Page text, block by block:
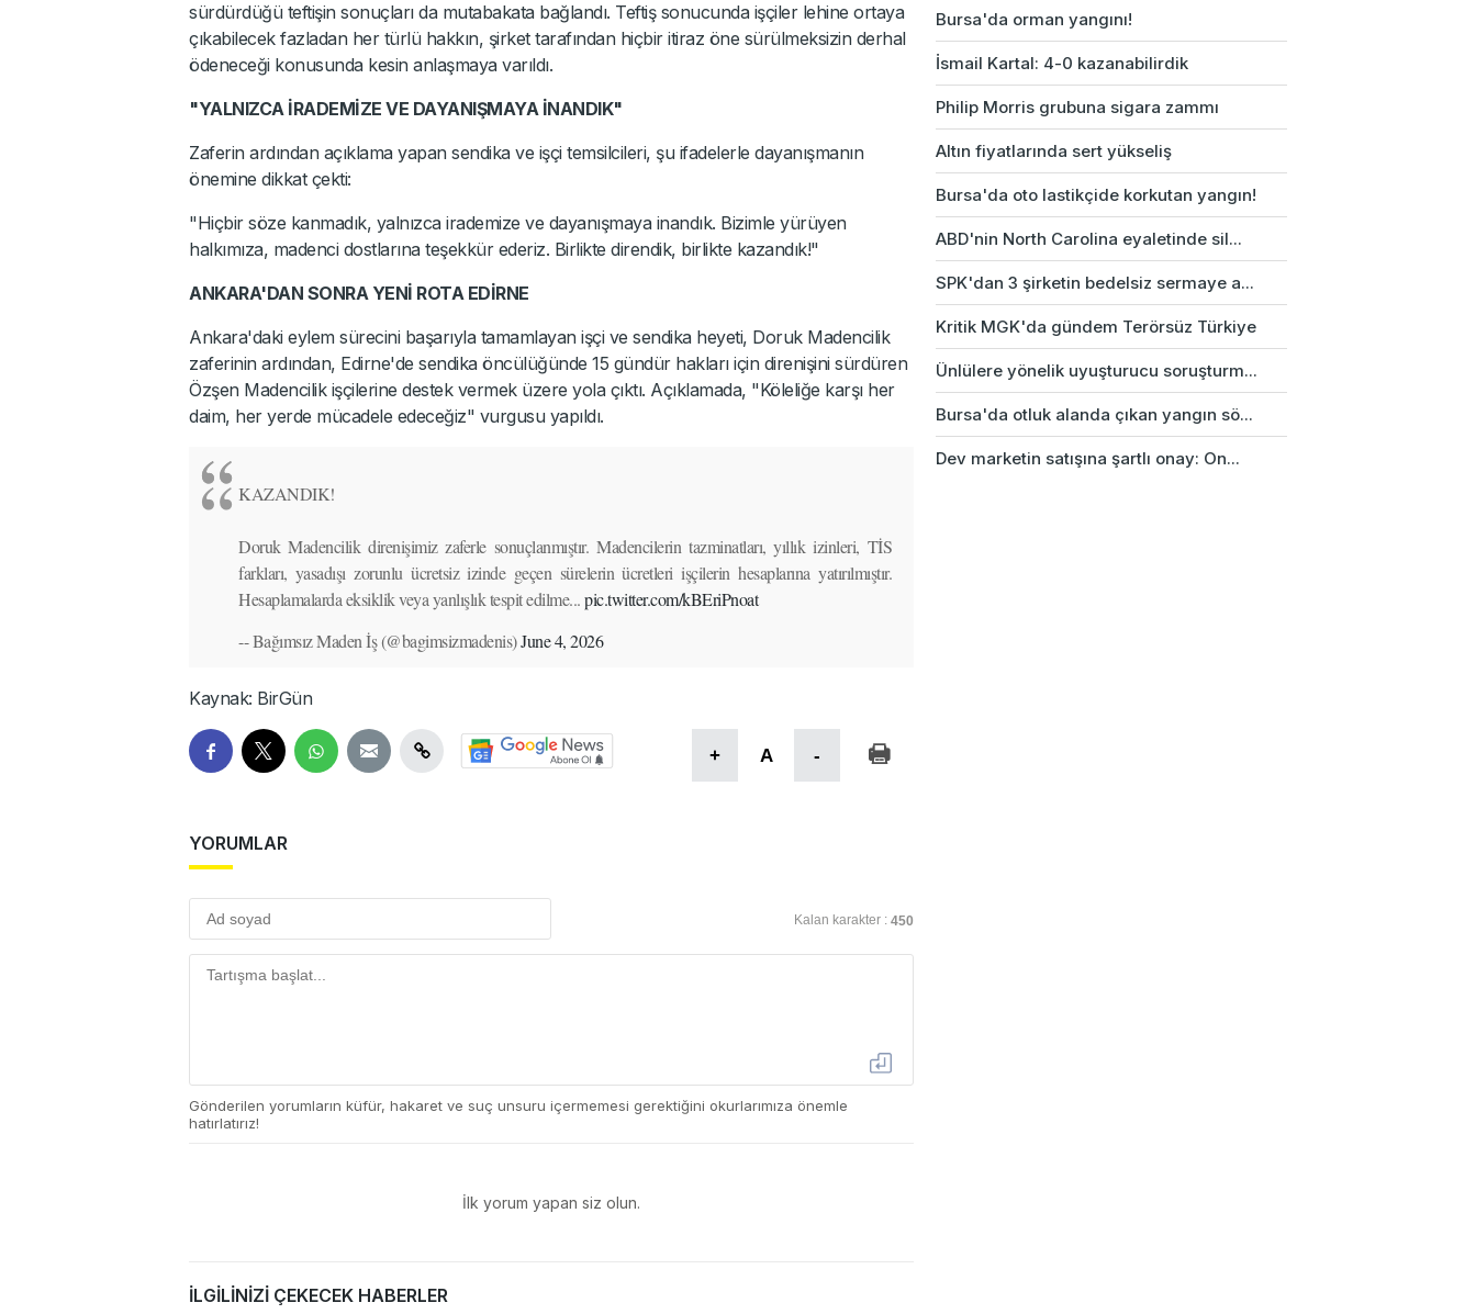
sürdürdüğü teftişin sonuçları da mutabakata bağlandı. Teftiş sonucunda işçiler lehine ortaya
çıkabilecek fazladan her türlü hakkın, şirket tarafından hiçbir itiraz öne sürülmeksizin derhal
ödeneceği konusunda kesin anlaşmaya varıldı.
"YALNIZCA İRADEMİZE VE DAYANIŞMAYA İNANDIK"
Zaferin ardından açıklama yapan sendika ve işçi temsilcileri, şu ifadelerle dayanışmanın
önemine dikkat çekti:
"Hiçbir söze kanmadık, yalnızca irademize ve dayanışmaya inandık. Bizimle yürüyen
halkımıza, madenci dostlarına teşekkür ederiz. Birlikte direndik, birlikte kazandık!"
ANKARA'DAN SONRA YENİ ROTA EDİRNE
Ankara'daki eylem sürecini başarıyla tamamlayan işçi ve sendika heyeti, Doruk Madencilik
zaferinin ardından, Edirne'de sendika öncülüğünde 15 gündür hakları için direnişini sürdüren
Özşen Madencilik işçilerine destek vermek üzere yola çıktı. Açıklamada, "Köleliğe karşı her
daim, her yerde mücadele edeceğiz" vurgusu yapıldı.
KAZANDIK!
Doruk Madencilik direnişimiz zaferle sonuçlanmıştır. Madencilerin tazminatları, yıllık izinleri, TİS
farkları, yasadışı zorunlu ücretsiz izinde geçen sürelerin ücretleri işçilerin hesaplarına yatırılmıştır.
Hesaplamalarda eksiklik veya yanlışlık tespit edilme...pic.twitter.com/kBEriPnoat
-- Bağımsız Maden İş (@bagimsizmadenis)June 4, 2026
Kaynak: BirGün
+ A -
YORUMLAR
Kalan karakter : 450
Gönderilen yorumların küfür, hakaret ve suç unsuru içermemesi gerektiğini okurlarımıza önemle
hatırlatırız!
İlk yorum yapan siz olun.
İLGİLİNİZİ ÇEKECEK HABERLER
Bursa'da orman yangını!
İsmail Kartal: 4-0 kazanabilirdik
Philip Morris grubuna sigara zammı
Altın fiyatlarında sert yükseliş
Bursa'da oto lastikçide korkutan yangın!
ABD'nin North Carolina eyaletinde sil...
SPK'dan 3 şirketin bedelsiz sermaye a...
Kritik MGK'da gündem Terörsüz Türkiye
Ünlülere yönelik uyuşturucu soruşturm...
Bursa'da otluk alanda çıkan yangın sö...
Dev marketin satışına şartlı onay: On...